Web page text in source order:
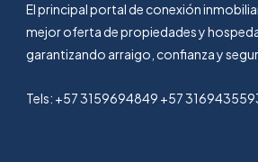
El principal portal de conexión
mejor oferta de propiedades y
garantizando arraigo, confianza y
Tels: +57 3159694849 +57